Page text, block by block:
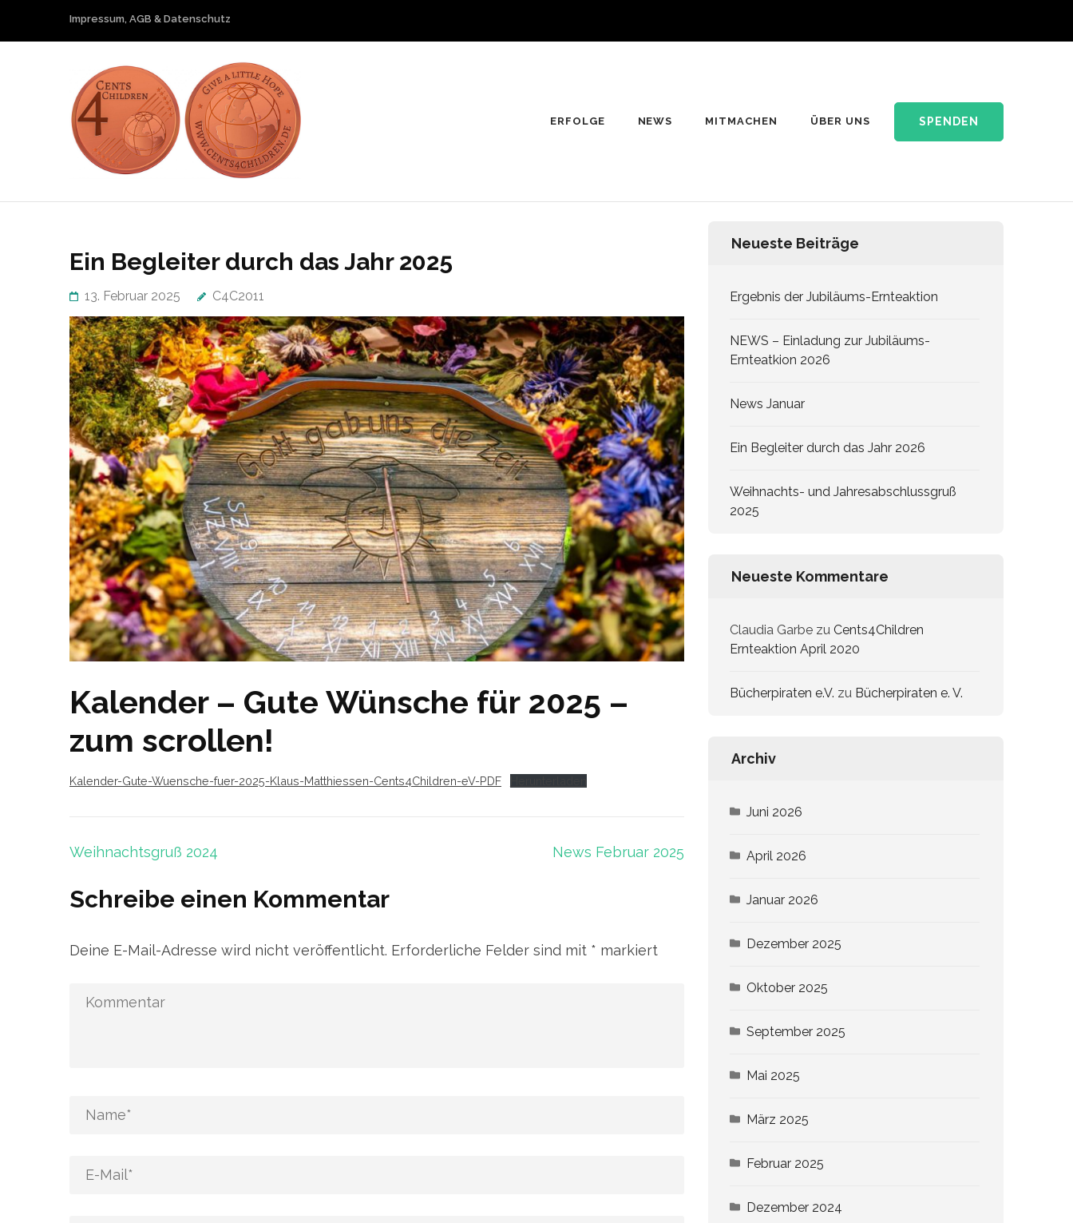
Impressum, AGB & Datenschutz
ERFOLGE NEWS MITMACHEN ÜBER UNS SPENDEN
Ein Begleiter durch das Jahr 2025
13. Februar 2025 C4C2011
Kalender – Gute Wünsche für 2025 –
zum scrollen!
Kalender-Gute-Wuensche-fuer-2025-Klaus-Matthiessen-Cents4Children-eV-PDF
Beitragsnavigation
Weihnachtsgruß 2024 News Februar 2025
Schreibe einen Kommentar
Deine E-Mail-Adresse wird nicht veröffentlicht. Erforderliche Felder sind mit * markiert
Neueste Beiträge
Ergebnis der Jubiläums-Ernteaktion
NEWS – Einladung zur Jubiläums-
Ernteatkion 2026
News Januar
Ein Begleiter durch das Jahr 2026
Weihnachts- und Jahresabschlussgruß
2025
Neueste Kommentare
Claudia Garbe zu Cents4Children
Ernteaktion April 2020
Bücherpiraten e.V. zu Bücherpiraten e. V.
Archiv
Juni 2026
April 2026
Januar 2026
Dezember 2025
Oktober 2025
September 2025
Mai 2025
März 2025
Februar 2025
Dezember 2024